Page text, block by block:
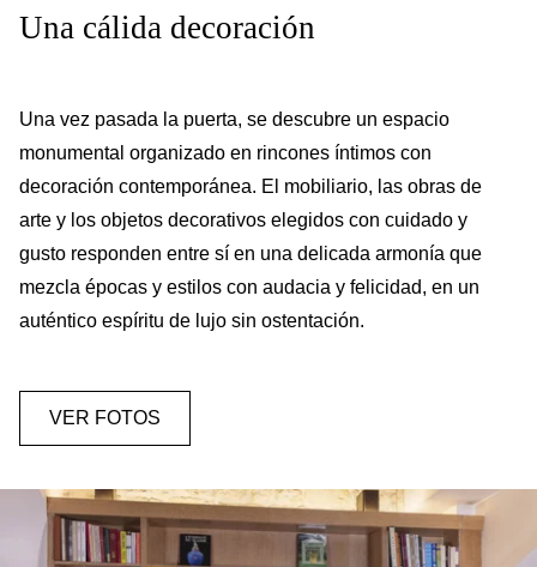
Una cálida decoración
Una vez pasada la puerta, se descubre un espacio
monumental organizado en rincones íntimos con
decoración contemporánea. El mobiliario, las obras de
arte y los objetos decorativos elegidos con cuidado y
gusto responden entre sí en una delicada armonía que
mezcla épocas y estilos con audacia y felicidad, en un
auténtico espíritu de lujo sin ostentación.
VER FOTOS